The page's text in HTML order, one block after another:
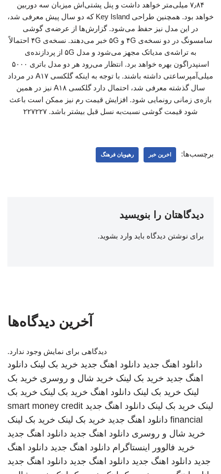
۷٫۸۴ میلی‌متر خواهد داشت و پنل پشتی‌اش میزبان سه دوربین
خواهد بود. همچنین طراحی Key Island که دو سال پیش معرفی شد،
در این مدل نیز حفظ می‌شود. گزارش‌ها از عرضه‌ی گوشی
سامسونگ در دو نسخه‌ی ۴G و ۵G خبر می‌دهند. نسخه‌ی ۴G احتمالاً
به تراشه‌ی مدیاتک مجهز می‌شود و مدل ۵G از پردازنده‌ی
اسنپدراگون بهره خواهد برد. انتظار می‌رود هر دو مدل باتری ۵۰۰۰
میلی‌آمپرساعتی داشته باشند. با توجه به اینکه گلکسی A۱۷ در مرداد
سال گذشته معرفی شد، احتمال دارد گلکسی A۱۸ نیز در همین
بازه‌ی زمانی رونمایی شود. افزایش قیمت رم نیز ممکن است باعث
شود قیمت گوشی نسبت‌به نسل قبل بیشتر باشد. ۲۲۷۲۲۷
برچسب‌ها: اخرین خبر رهپویان فرهنگ
دیدگاهتان را بنویسید
برای نوشتن دیدگاه باید وارد بشوید.
آخرین دیدگاه‌ها
دیدگاهی برای نمایش وجود ندارد.
دانلود اهنگ جدید دانلود اهنگ جدید خرید بک لینک دانلود
اهنگ جدید خرید بک لینک خرید شال و روسری خرید بک
لینک خرید بک لینک دانلود اهنگ خرید بک لینک خرید بک
لینک خرید بک لینک دانلود اهنگ جدید smart money credit
financial دانلود اهنگ جدید خرید بک لینک خرید بک لینک
خرید شال و روسری دانلود اهنگ جدید دانلود اهنگ جدید
خرید فالوور اینستاگرام دانلود اهنگ جدید دانلود اهنگ
جدید دانلود اهنگ جدید دانلود اهنگ جدید دانلود اهنگ جدید